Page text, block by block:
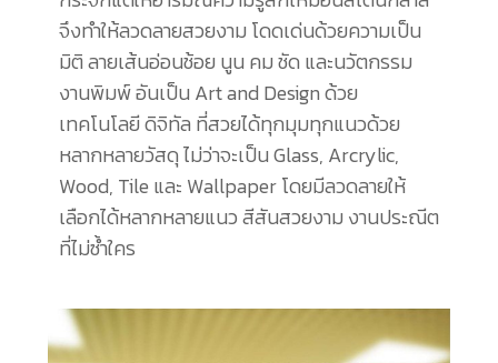
จึงทำให้ลวดลายสวยงาม โดดเด่นด้วยความเป็น
มิติ ลายเส้นอ่อนช้อย นูน คม ชัด และนวัตกรรม
งานพิมพ์ อันเป็น Art and Design ด้วย
เทคโนโลยี ดิจิทัล ที่สวยได้ทุกมุมทุกแนวด้วย
หลากหลายวัสดุ ไม่ว่าจะเป็น Glass, Arcrylic,
Wood, Tile และ Wallpaper โดยมีลวดลายให้
เลือกได้หลากหลายแนว สีสันสวยงาม งานประณีต
ที่ไม่ซ้ำใคร